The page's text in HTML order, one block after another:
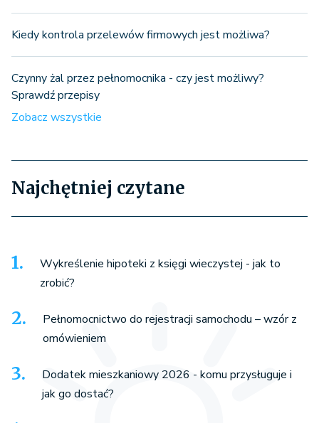
Kiedy kontrola przelewów firmowych jest możliwa?
Czynny żal przez pełnomocnika - czy jest możliwy?
Sprawdź przepisy
Zobacz wszystkie
Najchętniej czytane
Wykreślenie hipoteki z księgi wieczystej - jak to
zrobić?
Pełnomocnictwo do rejestracji samochodu – wzór z
omówieniem
Dodatek mieszkaniowy 2026 - komu przysługuje i
jak go dostać?